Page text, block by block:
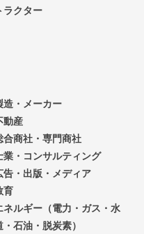
ラクター
造・メーカー
動産
合商社・専門商社
業・コンサルティング
告・出版・メディア
育
ネルギー（電力・ガス・水
・石油・脱炭素）